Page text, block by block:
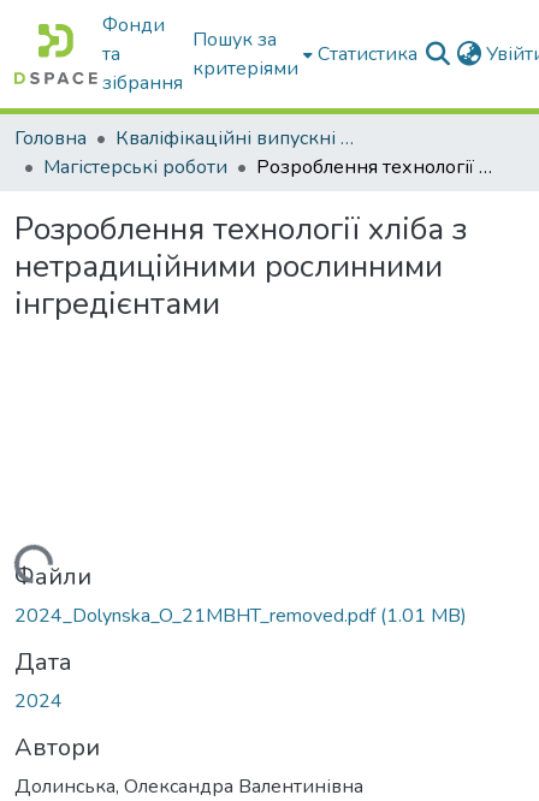
Фонди
та
зібрання
Пошук за
критеріями
Статистика
Головна
Кваліфікаційні випускні роботи бакалаврів і магістрів
Магістерські роботи
Розроблення технології хліба з нетрадиційними роcлинними інгредієнтами
Розроблення технології хліба з
нетрадиційними роcлинними
інгредієнтами
Файли
2024_Dolynska_O_21MBHT_removed.pdf(1.01 MB)
Дата
2024
Автори
Долинcька, Олекcандра Валентинівна